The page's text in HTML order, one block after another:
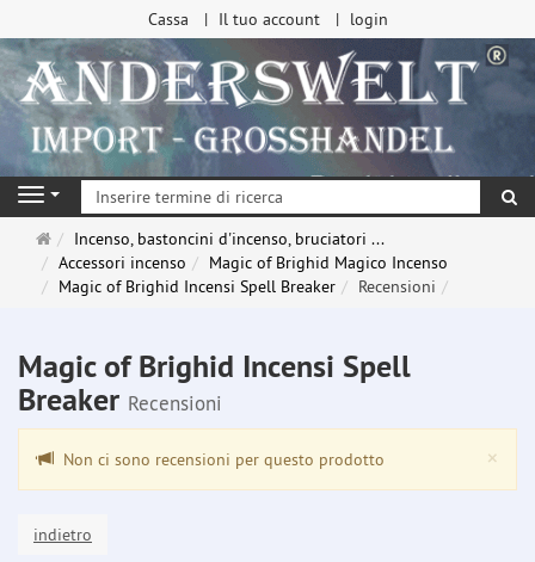
Cassa Il tuo account login
Navigation
Pagina
principale
Incenso, bastoncini d'incenso, bruciatori ...
Accessori incenso
Magic of Brighid Magico Incenso
Magic of Brighid Incensi Spell Breaker
Recensioni
Magic of Brighid Incensi Spell
Breaker Recensioni
×
Non ci sono recensioni per questo prodotto
indietro